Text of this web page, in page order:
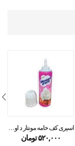
اسپری کف خامه مونتار د اورو ۲۵۰گرمی
۵۲۰,۰۰۰تومان